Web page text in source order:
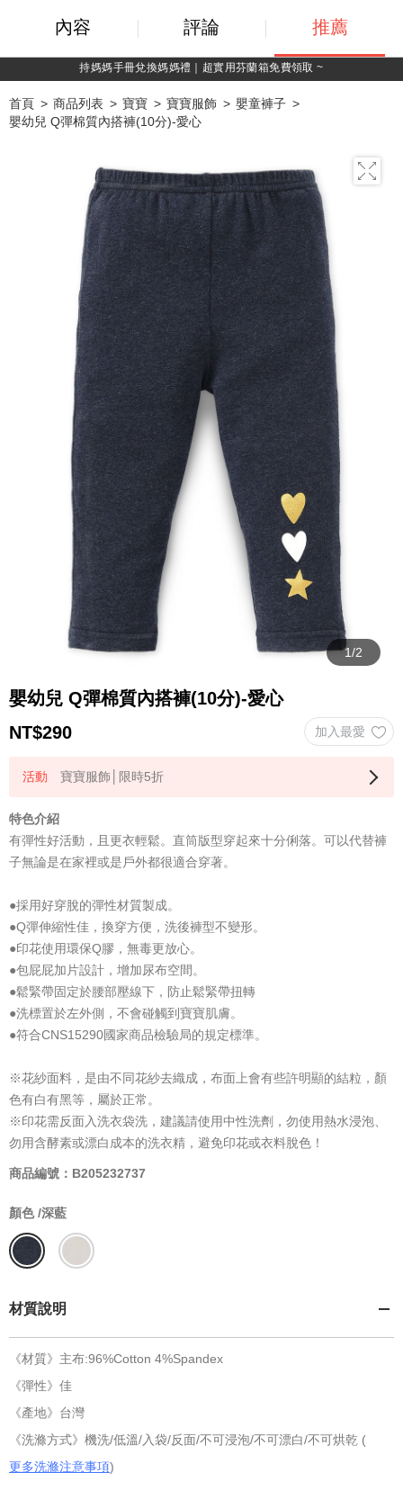
持媽媽手冊兌換媽媽禮｜超實用芬蘭箱免費領取 ~
首頁 商品列表 寶寶 寶寶服飾
嬰童褲子
嬰幼兒 Q彈棉質內搭褲(10分)-愛心
嬰幼兒 Q彈棉質內搭褲(10分)-愛心
NT$290
寶寶服飾│限時5折
特色介紹
有彈性好活動，且更衣輕鬆。直筒版型穿起來十分俐落。可以代替褲
子無論是在家裡或是戶外都很適合穿著。
●採用好穿脫的彈性材質製成。
●Q彈伸縮性佳，換穿方便，洗後褲型不變形。
●印花使用環保Q膠，無毒更放心。
●包屁屁加片設計，增加尿布空間。
●鬆緊帶固定於腰部壓線下，防止鬆緊帶扭轉
●洗標置於左外側，不會碰觸到寶寶肌膚。
●符合CNS15290國家商品檢驗局的規定標準。
※花紗面料，是由不同花紗去織成，布面上會有些許明顯的結粒，顏
色有白有黑等，屬於正常。
※印花需反面入洗衣袋洗，建議請使用中性洗劑，勿使用熱水浸泡、
勿用含酵素或漂白成本的洗衣精，避免印花或衣料脫色！
商品編號：B205232737
顏色 /深藍
材質說明
《材質》主布:96%Cotton 4%Spandex
《彈性》佳
《產地》台灣
《洗滌方式》機洗/低溫/入袋/反面/不可浸泡/不可漂白/不可烘乾 (
更多洗滌注意事項)
內容 評論 推薦